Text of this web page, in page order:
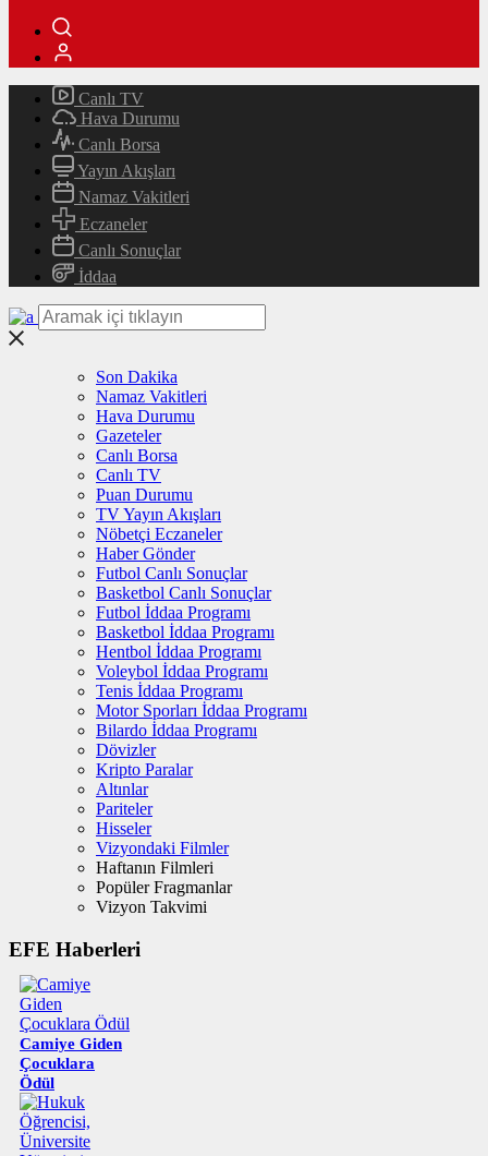
Canlı TV
Hava Durumu
Canlı Borsa
Yayın Akışları
Namaz Vakitleri
Eczaneler
Canlı Sonuçlar
İddaa
Son Dakika
Namaz Vakitleri
Hava Durumu
Gazeteler
Canlı Borsa
Canlı TV
Puan Durumu
TV Yayın Akışları
Nöbetçi Eczaneler
Haber Gönder
Futbol Canlı Sonuçlar
Basketbol Canlı Sonuçlar
Futbol İddaa Programı
Basketbol İddaa Programı
Hentbol İddaa Programı
Voleybol İddaa Programı
Tenis İddaa Programı
Motor Sporları İddaa Programı
Bilardo İddaa Programı
Dövizler
Kripto Paralar
Altınlar
Pariteler
Hisseler
Vizyondaki Filmler
Haftanın Filmleri
Popüler Fragmanlar
Vizyon Takvimi
EFE Haberleri
Camiye Giden
Çocuklara
Ödül